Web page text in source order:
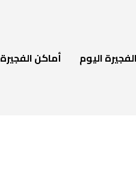
الفجيرة اليوم أماكن الفجيرة